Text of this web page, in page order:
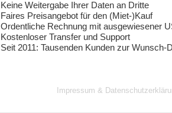
Keine Weitergabe Ihrer Daten an Dritte
Faires Preisangebot für den (Miet-)Kauf
Ordentliche Rechnung mit ausgewiesener
Kostenloser Transfer und Support
Seit 2011: Tausenden Kunden zur Wunsch-
Impressum &